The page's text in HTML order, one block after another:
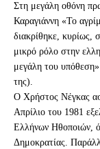
Στη μεγάλη οθόνη
Καραγιάννη «Το
διακρίθηκε, κυρίως,
μικρό ρόλο στην
μεγάλη του
της).
Ο Χρήστος Νέγκας
Απρίλιο του 1981
Ελλήνων Ηθοποιών,
Δημοκρατίας.